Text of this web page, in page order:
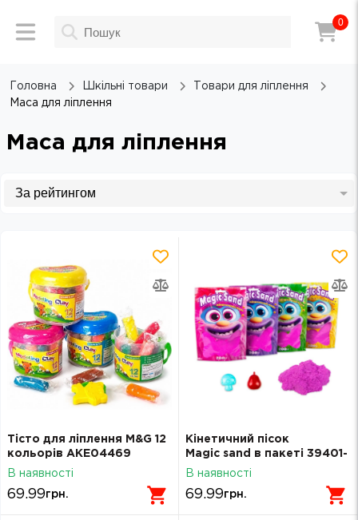
0
Головна Шкільні товари
Товари для ліплення
Маса для ліплення
Маса для ліплення
Тісто для ліплення M&G 12
кольорів AKE04469
В наявності
69.99грн.
Кінетичний пісок
Magic sand в пакеті 39401-
4 фіолетовий 200 г
В наявності
69.99грн.